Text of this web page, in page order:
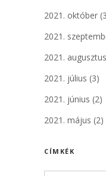
2021. október
2021.
2021. augusztus
2021. július (3)
2021. június (2)
2021. május (2)
CÍMKÉK